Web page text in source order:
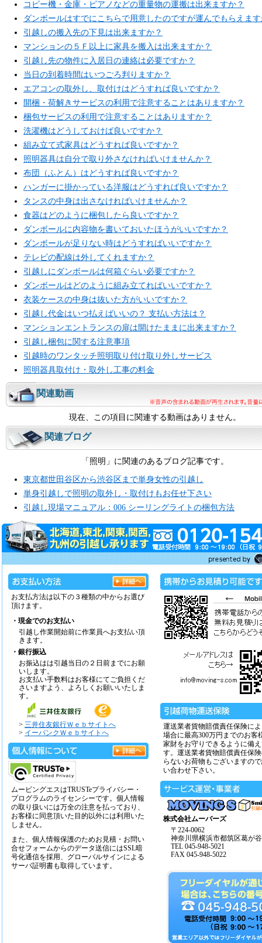
コピー機・金庫・ピアノなどの重量物の運搬は出来ますか？
ダンボールはすでにこちらで用意したのですが運んでもらえま
引越しの搬入先の下見は出来ますか？
マンションの５Ｆ以上に家具を搬入は出来ますか？
引越し先の物件に入居日の連絡は必要ですか？
当日の到着時間はいつごろ判りますか？
エアコンの取外し、取付けはどうすれば良いですか？
開梱・荷解きサービスの利用で注意することはありますか？
梱包サービスの利用で注意することはありますか？
洗濯機はどうしておけば良いですか？
組み立て式家具はどうすれば良いですか？
照明器具は自分で取り外さなければいけませんか？
布団（ふとん）はどうすれば良いですか？
ハンガーに掛かっている洋服はどうすれば良いですか？
タンスの中身は出さなければいけませんか？
食器はどのように梱包したら良いですか？
ダンボールに内容物を書いておいたほうがいいですか？
ダンボールが足りない時はどうすればいいですか？
テレビの配線は外してくれますか？
引越しにダンボールは何箱ぐらい必要ですか？
ダンボールはどのように組み立てればいいですか？
衣装ケースの中身は抜いた方がいいですか？
引越し代金はいつ払えばいいの？ 支払い方法は？
マンションエントランスの扉は開けたままに出来ますか？
引越し梱包に関する注意事項
引越時のワンタッチ照明取り付け取り外しサービス
照明器具取付け・取外し工事の料金
関連動画
現在、この項目に関連する動画はありません。
関連ブログ
「照明」に関連のあるブログ記事です。
東京都世田谷区から渋谷区まで単身女性の引越し
単身引越しで照明の取外し・取付けもお任せ下さい
引越し現場マニュアル：006 シーリングライトの梱包方法
お支払方法は以下の３種類の中からお選び
頂けます。
・現金でのお支払い
引越し作業開始前に作業員へお支払い頂
きます。
・銀行振込
お振込はは引越当日の２日前までにお願
いします。
お支払い手数料はお客様にてご負担くだ
さいますよう、よろしくお願いいたしま
す。
> 三井住友銀行Ｗｅｂサイトへ
> イーバンクＷｅｂサイトへ
ムービングエスはTRUSTeプライバシー・
プログラムのライセンシーです。個人情報
の取り扱いには万全の注意を払っており、
お客様に同意頂いた目的以外には利用いた
しません。
また、個人情報保護のためお見積・お問い
合せフォームからのデータ送信にはSSL暗
号化通信を採用、グローバルサインによる
サーバ証明書も取得しています。
運送業者貨物賠償責任保険に
場合に最高300万円までのお客
家財をお守りできるように備
す。運送業者貨物賠償責任保
らないお荷物もございますの
い合わせ下さい。
株式会社ムーバーズ
〒224-0062
神奈川県横浜市都筑区葛が
TEL 045-948-5021
FAX 045-948-5022